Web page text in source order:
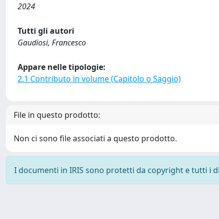
2024
Tutti gli autori
Gaudiosi, Francesco
Appare nelle tipologie:
2.1 Contributo in volume (Capitolo o Saggio)
File in questo prodotto:
Non ci sono file associati a questo prodotto.
I documenti in IRIS sono protetti da copyright e tutti i